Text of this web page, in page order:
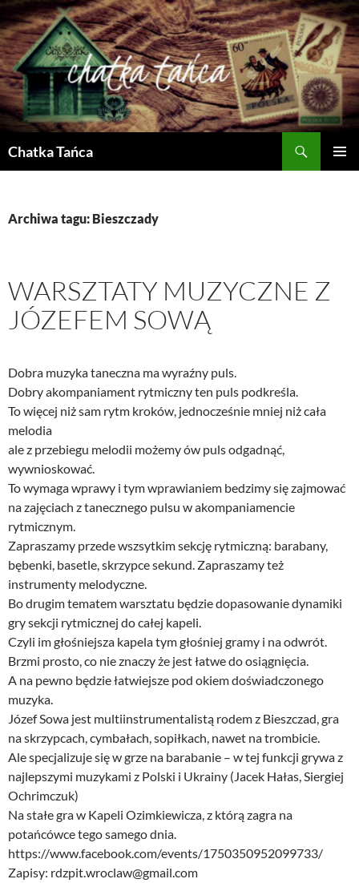
Przejdź
do
treści
Chatka Tańca
Archiwa tagu: Bieszczady
WARSZTATY MUZYCZNE Z
JÓZEFEM SOWĄ
Dobra muzyka taneczna ma wyraźny puls.
Dobry akompaniament rytmiczny ten puls podkreśla.
To więcej niż sam rytm kroków, jednocześnie mniej niż cała
melodia
ale z przebiegu melodii możemy ów puls odgadnąć,
wywnioskować.
To wymaga wprawy i tym wprawianiem bedzimy się zajmować
na zajęciach z tanecznego pulsu w akompaniamencie
rytmicznym.
Zapraszamy przede wszsytkim sekcję rytmiczną: barabany,
bębenki, basetle, skrzypce sekund. Zapraszamy też
instrumenty melodyczne.
Bo drugim tematem warsztatu będzie dopasowanie dynamiki
gry sekcji rytmicznej do całej kapeli.
Czyli im głośniejsza kapela tym głośniej gramy i na odwrót.
Brzmi prosto, co nie znaczy że jest łatwe do osiągnięcia.
A na pewno będzie łatwiejsze pod okiem doświadczonego
muzyka.
Józef Sowa jest multiinstrumentalistą rodem z Bieszczad, gra
na skrzypcach, cymbałach, sopiłkach, nawet na trombicie.
Ale specjalizuje się w grze na barabanie – w tej funkcji grywa z
najlepszymi muzykami z Polski i Ukrainy (Jacek Hałas, Siergiej
Ochrimczuk)
Na stałe gra w Kapeli Ozimkiewicza, z którą zagra na
potańcówce tego samego dnia.
https://www.facebook.com/events/1750350952099733/
Zapisy: rdzpit.wroclaw@gmail.com